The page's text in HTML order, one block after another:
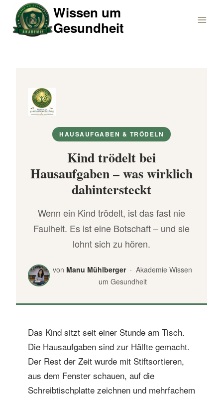
Inhalt
springen
Wissen um
Gesundheit
HAUSAUFGABEN & TRÖDELN
Kind trödelt bei
Hausaufgaben – was wirklich
dahintersteckt
Wenn ein Kind trödelt, ist das fast nie
Faulheit. Es ist eine Botschaft – und sie
lohnt sich zu hören.
von Manu Mühlberger· Akademie Wissen
um Gesundheit
Das Kind sitzt seit einer Stunde am Tisch.
Die Hausaufgaben sind zur Hälfte gemacht.
Der Rest der Zeit wurde mit Stiftsortieren,
aus dem Fenster schauen, auf die
Schreibtischplatte zeichnen und mehrfachem